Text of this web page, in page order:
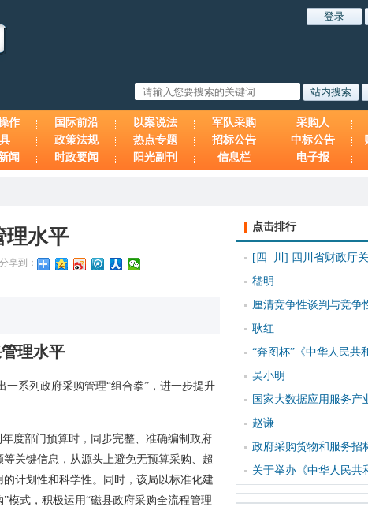
作 国际前沿 以案说法 军队采购 采购人
政策法规 热点专题 招标公告 中标公告
闻 时政要闻 阳光副刊 信息栏 电子报
理水平
享到：
理水平
系列政府采购管理“组合拳”，进一步提升
度部门预算时，同步完整、准确编制政府
关键信息，从源头上避免无预算采购、超
计划性和科学性。同时，该局以标准化建
模式，积极运用“磁县政府采购全流程管理
点击排行
[四 川] 四川省财政厅
嵇明
厘清竞争性谈判与竞争
耿红
“奔图杯”《中华人民共
吴小明
国家大数据应用服务产
赵谦
政府采购货物和服务招
关于举办《中华人民共